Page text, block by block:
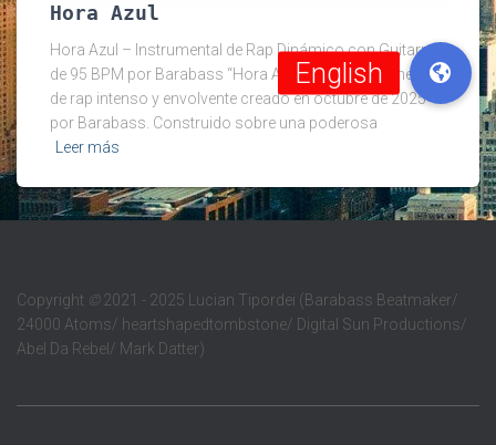
Hora Azul
Hora Azul – Instrumental de Rap Dinámico con Guitarra
de 95 BPM por Barabass “Hora Azul” es un instrumental
de rap intenso y envolvente creado en octubre de 2025
por Barabass. Construido sobre una poderosa
Leer más
Copyright ©2021 - 2025 Lucian Tipordei (Barabass Beatmaker/
24000 Atoms/ heartshapedtombstone/ Digital Sun Productions/
Abel Da Rebel/ Mark Datter)